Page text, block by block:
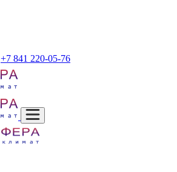
+7 841 220-05-76